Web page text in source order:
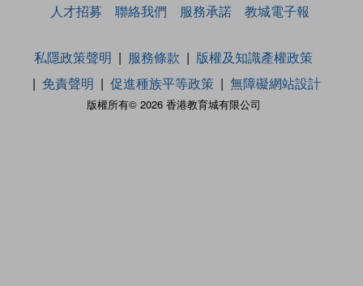
人才招募
聯絡我們 服務承諾 教城電子報
版權所有© 2026 香港教育城有限公司
私隱政策聲明 服務條款
版權及知識產權政策
免責聲明
促進種族平等政策 無障礙網站設計